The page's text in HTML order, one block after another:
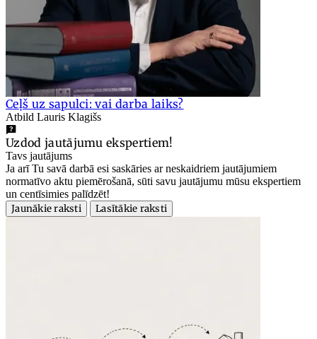
Ceļš uz sapulci: vai darba laiks?
Atbild Lauris Klagišs
Uzdod jautājumu ekspertiem!
Tavs jautājums
Ja arī Tu savā darbā esi saskāries ar neskaidriem jautājumiem
normatīvo aktu piemērošanā, sūti savu jautājumu mūsu ekspertiem
un centīsimies palīdzēt!
Jaunākie raksti
Lasītākie raksti